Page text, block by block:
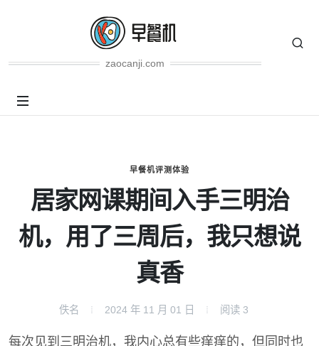
zaocanji.com
早餐机评测体验
居家网课期间入手三明治
机，用了三周后，我只想说
真香
佚名 2024 年 11 月 01 日 阅读 3
每次见到三明治机，我内心总有些痒痒的，但同时也